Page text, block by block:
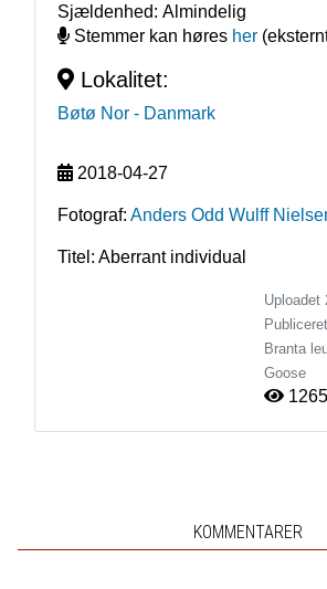
Sjældenhed: Almindelig
Stemmer kan høres her
Lokalitet:
Bøtø Nor - Danmark
2018-04-27
Fotograf: Anders Odd Wulff
Titel: Aberrant individual
Uploadet
Publiceret
Branta
Goose
1265
KOMMENTARER